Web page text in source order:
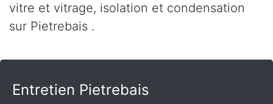
vitre et vitrage, isolation et condensation
sur Pietrebais .
Entretien Pietrebais